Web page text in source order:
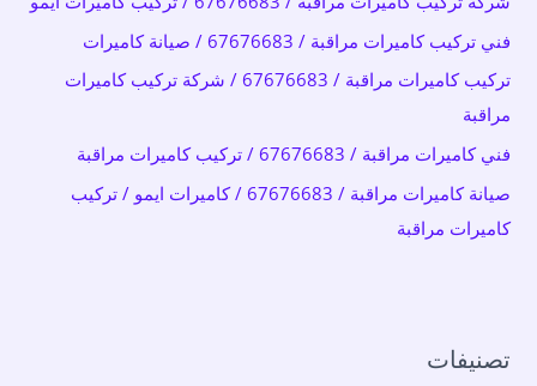
ن
:فني تركيب كاميرات مراقبة / 67676683 / صيانة كاميرات
تركيب كاميرات مراقبة / 67676683 / شركة تركيب كاميرات
مراقبة
فني كاميرات مراقبة / 67676683 / تركيب كاميرات مراقبة
صيانة كاميرات مراقبة / 67676683 / كاميرات ايمو / تركيب
كاميرات مراقبة
تصنيفات